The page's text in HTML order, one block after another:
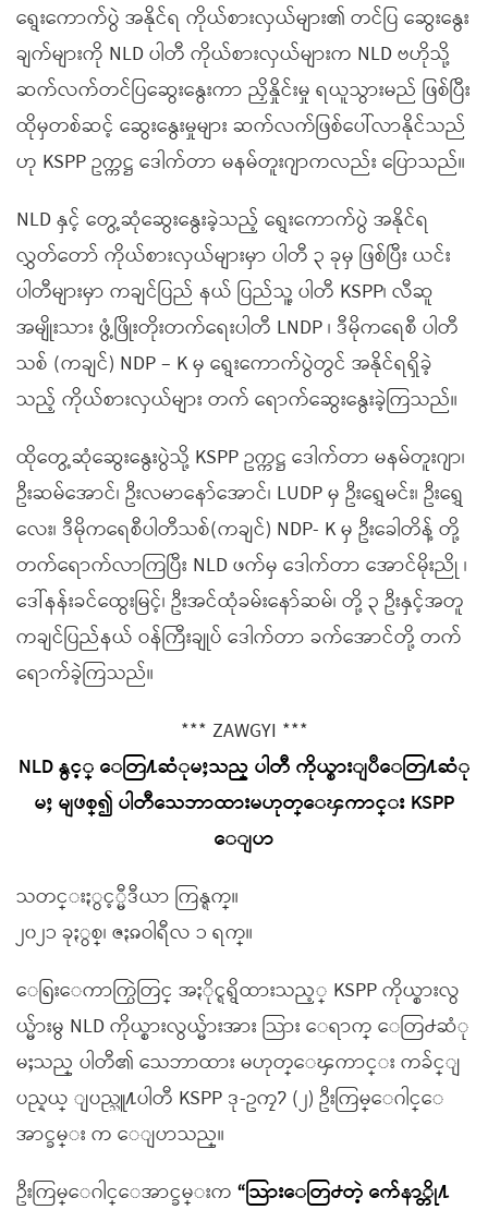
ရွေးကောက်ပွဲ အနိုင်ရ ကိုယ်စားလှယ်များ၏ တင်ပြ ဆွေးနွေး
ချက်များကို NLD ပါတီ ကိုယ်စားလှယ်များက NLD ဗဟိုသို့
ဆက်လက်တင်ပြဆွေးနွေးကာ ညှိနှိုင်းမှု ရယူသွားမည် ဖြစ်ပြီး
ထိုမှတစ်ဆင့် ဆွေးနွေးမှုများ ဆက်လက်ဖြစ်ပေါ်လာနိုင်သည်
ဟု KSPP ဥက္ကဋ္ဌ ဒေါက်တာ မနမ်တူးဂျာကလည်း ပြောသည်။
NLD နှင့် တွေ့ဆုံဆွေးနွေးခဲ့သည့် ရွေးကောက်ပွဲ အနိုင်ရ
လွှတ်တော် ကိုယ်စားလှယ်များမှာ ပါတီ ၃ ခုမှ ဖြစ်ပြီး ယင်း
ပါတီများမှာ ကချင်ပြည် နယ် ပြည်သူ့ ပါတီ KSPP၊ လီဆူ
အမျိုးသား ဖွံ့ဖြိုးတိုးတက်ရေးပါတီ LNDP ၊ ဒီမိုကရေစီ ပါတီ
သစ် (ကချင်) NDP – K မှ ရွေးကောက်ပွဲတွင် အနိုင်ရရှိခဲ့
သည့် ကိုယ်စားလှယ်များ တက် ရောက်ဆွေးနွေးခဲ့ကြသည်။
ထိုတွေ့ဆုံဆွေးနွေးပွဲသို့ KSPP ဥက္ကဋ္ဌ ဒေါက်တာ မနမ်တူးဂျာ၊
ဦးဆမ်အောင်၊ ဦးလမာနော်အောင်၊ LUDP မှ ဦးရွှေမင်း၊ ဦးရွှေ
လေး၊ ဒီမိုကရေစီပါတီသစ်(ကချင်) NDP- K မှ ဦးခေါတိန့် တို့
တက်ရောက်လာကြပြီး NLD ဖက်မှ ဒေါက်တာ အောင်မိုးညို ၊
ဒေါ်နန်းခင်ထွေးမြင့်၊ ဦးအင်ထုံခမ်းနော်ဆမ်၊ တို့ ၃ ဦးနှင့်အတူ
ကချင်ပြည်နယ် ဝန်ကြီးချုပ် ဒေါက်တာ ခက်အောင်တို့ တက်
ရောက်ခဲ့ကြသည်။
*** ZAWGYI ***
NLD နွင့္ ေတြ႔ဆံုမႈသည္ ပါတီ ကိုယ္စားျပဳေတြ႔ဆံု
မႈ မျဖစ္၍ ပါတီသေဘာထားမဟုတ္ေၾကာင္း KSPP
ေျပာ
သတင္းႏွင့္မီဒီယာ ကြန္ရက္။
၂၀၂၁ ခုႏွစ္၊ ဇႏၷဝါရီလ ၁ ရက္။
ေရြးေကာက္ပြဲတြင္ အႏိုင္ရရွိထားသည့္ KSPP ကိုယ္စားလွ
ယ္မ်ားမွ NLD ကိုယ္စားလွယ္မ်ားအား သြား ေရာက္ ေတြ႕ဆံု
မႈသည္ ပါတီ၏ သေဘာထား မဟုတ္ေၾကာင္း ကခ်င္ျ
ပည္နယ္ ျပည္သူ႔ပါတီ KSPP ဒု-ဥကၠ႒ (၂) ဦးကြမ္ေဂါင္ေ
အာင္ခမ္း က ေျပာသည္။
ဦးကြမ္ေဂါင္ေအာင္ခမ္းက “သြားေတြ႕တဲ့ က်ေနာ္တို႔